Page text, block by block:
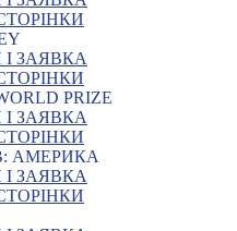
ЗАЯВКА
PRIZE
ЗАЯВКА
АМЕРИКА
ЗАЯВКА